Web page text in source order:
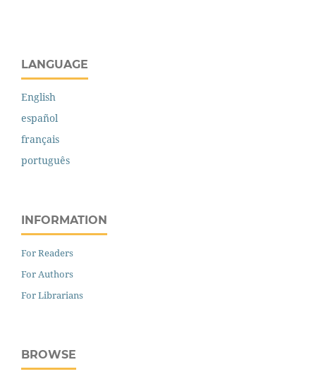
LANGUAGE
English
español
français
português
INFORMATION
For Readers
For Authors
For Librarians
BROWSE